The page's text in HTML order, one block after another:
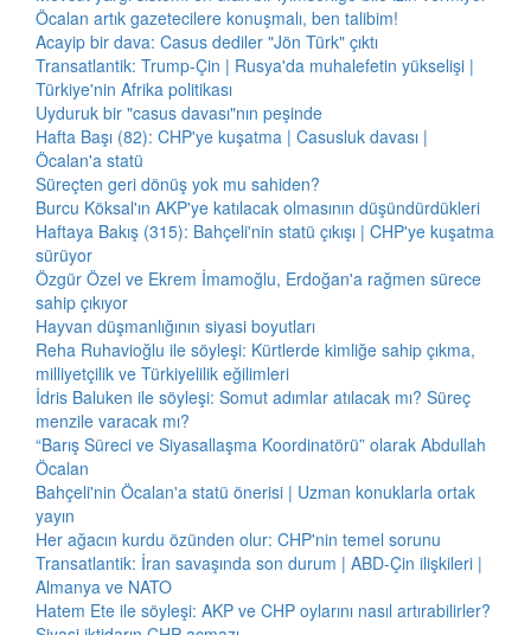
Öcalan artık gazetecilere konuşmalı, ben talibim!
Acayip bir dava: Casus dediler "Jön Türk" çıktı
Transatlantik: Trump-Çin | Rusya'da muhalefetin yükselişi |
Türkiye'nin Afrika politikası
Uyduruk bir "casus davası"nın peşinde
Hafta Başı (82): CHP'ye kuşatma | Casusluk davası |
Öcalan'a statü
Süreçten geri dönüş yok mu sahiden?
Burcu Köksal'ın AKP'ye katılacak olmasının düşündürdükleri
Haftaya Bakış (315): Bahçeli'nin statü çıkışı | CHP'ye kuşatma
sürüyor
Özgür Özel ve Ekrem İmamoğlu, Erdoğan'a rağmen sürece
sahip çıkıyor
Hayvan düşmanlığının siyasi boyutları
Reha Ruhavioğlu ile söyleşi: Kürtlerde kimliğe sahip çıkma,
milliyetçilik ve Türkiyelilik eğilimleri
İdris Baluken ile söyleşi: Somut adımlar atılacak mı? Süreç
menzile varacak mı?
“Barış Süreci ve Siyasallaşma Koordinatörü” olarak Abdullah
Öcalan
Bahçeli'nin Öcalan'a statü önerisi | Uzman konuklarla ortak
yayın
Her ağacın kurdu özünden olur: CHP'nin temel sorunu
Transatlantik: İran savaşında son durum | ABD-Çin ilişkileri |
Almanya ve NATO
Hatem Ete ile söyleşi: AKP ve CHP oylarını nasıl artırabilirler?